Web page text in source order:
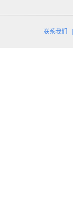
联系我们